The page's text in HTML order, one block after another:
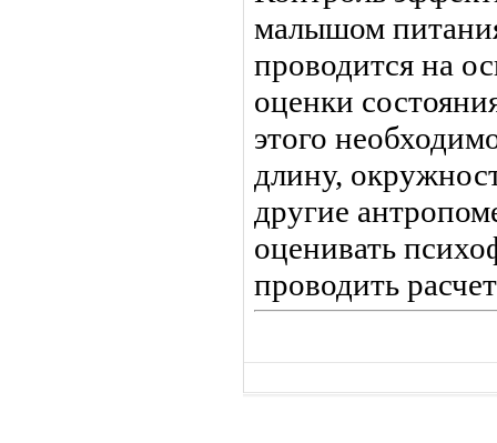
малышом
проводится на
оценки
этого
длину,
другие
оценивать
прово­дить